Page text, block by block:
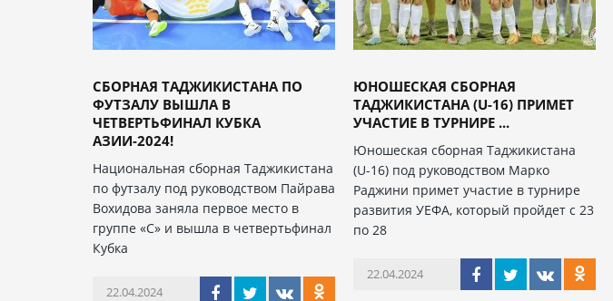
СБОРНАЯ ТАДЖИКИСТАНА ПО
ФУТЗАЛУ ВЫШЛА В
ЧЕТВЕРТЬФИНАЛ КУБКА
АЗИИ-2024!
Национальная сборная Таджикистана
по футзалу под руководством Пайрава
Вохидова заняла первое место в
группе «С» и вышла в четвертьфинал
Кубка
22.04.2024
ЮНОШЕСКАЯ СБОРНАЯ
ТАДЖИКИСТАНА (U-16) ПРИМЕТ
УЧАСТИЕ В ТУРНИРЕ ...
Юношеская сборная Таджикистана
(U-16) под руководством Марко
Раджини примет участие в турнире
развития УЕФА, который пройдет с 23
по 28
22.04.2024